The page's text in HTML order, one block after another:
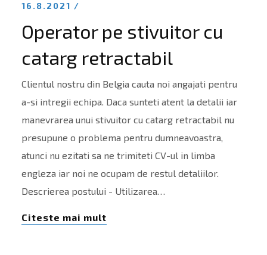
16.8.2021 /
Operator pe stivuitor cu
catarg retractabil
Clientul nostru din Belgia cauta noi angajati pentru
a-si intregii echipa. Daca sunteti atent la detalii iar
manevrarea unui stivuitor cu catarg retractabil nu
presupune o problema pentru dumneavoastra,
atunci nu ezitati sa ne trimiteti CV-ul in limba
engleza iar noi ne ocupam de restul detaliilor.
Descrierea postului - Utilizarea…
Citeste mai mult